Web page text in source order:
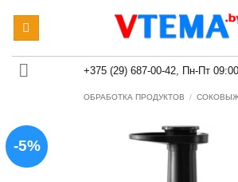
+375 (29) 687-00-42, Пн-Пт
ОБРАБОТКА ПРОДУКТОВ /
-5%